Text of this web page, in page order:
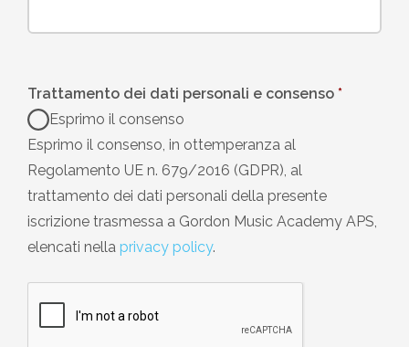
Trattamento dei dati personali e consenso *
Esprimo il consenso
Esprimo il consenso, in ottemperanza al
Regolamento UE n. 679/2016 (GDPR), al
trattamento dei dati personali della presente
iscrizione trasmessa a Gordon Music Academy APS,
elencati nella privacy policy.